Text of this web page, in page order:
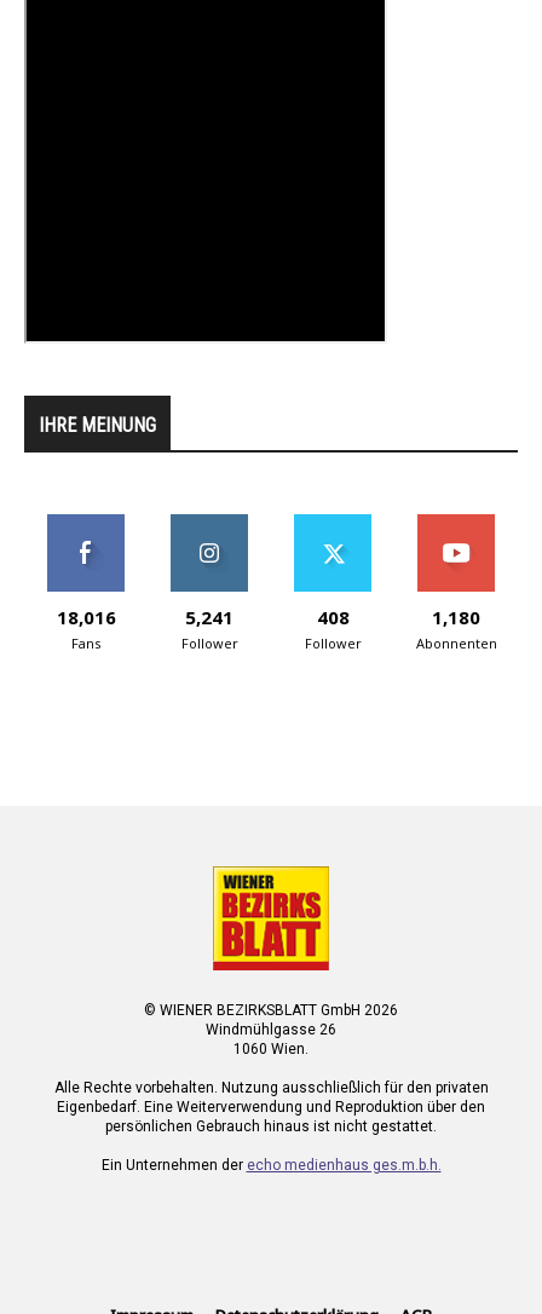
IHRE MEINUNG
18,016
Fans
5,241
Follower
408
Follower
1,180
Abonnenten
© WIENER BEZIRKSBLATT GmbH 2026
Windmühlgasse 26
1060 Wien.
Alle Rechte vorbehalten. Nutzung ausschließlich für den privaten
Eigenbedarf. Eine Weiterverwendung und Reproduktion über den
persönlichen Gebrauch hinaus ist nicht gestattet.
Ein Unternehmen der echo medienhaus ges.m.b.h.